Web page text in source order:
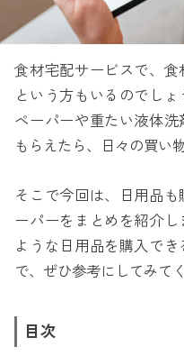
食材宅配サービスで、
という方もいるのでし
ペーパーや重たい液体
もらえたら、日々の買い
そこで今回は、日用品
ーパーをまとめを紹介
ような日用品を購入で
で、ぜひ参考にしてみて
目次